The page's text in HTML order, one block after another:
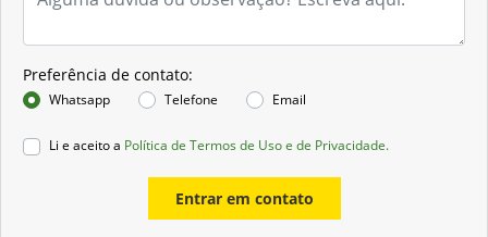
Preferência de contato:
Whatsapp Telefone Email
Li e aceito a Política de Termos de Uso e de Privacidade.
Entrar em contato